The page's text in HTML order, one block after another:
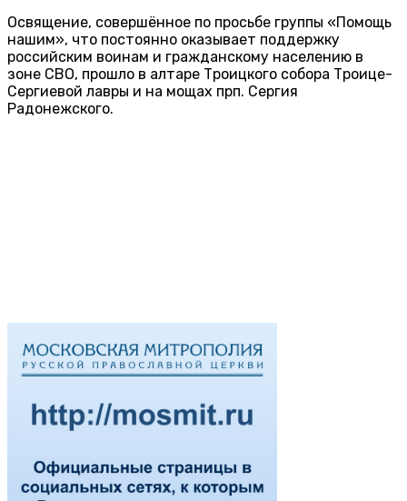
Освящение, совершённое по просьбе группы «Помощь
нашим», что постоянно оказывает поддержку
российским воинам и гражданскому населению в
зоне СВО, прошло в алтаре Троицкого собора Троице-
Сергиевой лавры и на мощах прп. Сергия
Радонежского.